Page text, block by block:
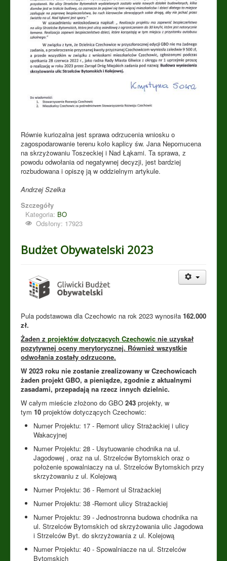
Równie kuriozalna jest sprawa odrzucenia wniosku o
zagospodarowanie terenu koło kaplicy św. Jana Nepomucena
na skrzyżowaniu Toszeckiej i Nad Łąkami. Ta sprawa, z
powodu odwołania od negatywnej decyzji, jest bardziej
rozbudowana i opiszę ją w oddzielnym artykule.
Andrzej Szelka
Szczegóły
Kategoria: BO
Odsłony: 17923
Budżet Obywatelski 2023
Pula podstawowa dla Czechowic na rok 2023 wynosiła 162.000
zł.
Żaden z projektów dotyczących Czechowic nie uzyskał
pozytywnej oceny merytorycznej. Również wszystkie
odwołania zostały odrzucone.
W 2023 roku nie zostanie zrealizowany w Czechowicach
żaden projekt GBO, a pieniądze, zgodnie z aktualnymi
zasadami, przepadają na rzecz innych dzielnic.
W całym mieście złożono do GBO 243 projekty, w
tym 10 projektów dotyczących Czechowic:
Numer Projektu: 17 - Remont ulicy Strażackiej i ulicy
Wakacyjnej
Numer Projektu: 28 - Usytuowanie chodnika na ul.
Jagodowej , oraz na ul. Strzelców Bytomskich oraz o
położenie spowalniaczy na ul. Strzelców Bytomskich przy
skrzyżowaniu z ul. Kolejową
Numer Projektu: 36 - Remont ul Strażackiej
Numer Projektu: 38 -Remont ulicy Strażackiej
Numer Projektu: 39 - Jednostronna budowa chodnika na
ul. Strzelców Bytomskich od skrzyżowania ulic Jagodowa
i Strzelców Byt. do skrzyżowania z ul. Kolejową
Numer Projektu: 40 - Spowalniacze na ul. Strzelców
Bytomskich